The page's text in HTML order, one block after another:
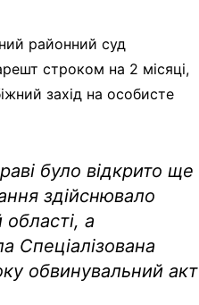
районний суд
строком на 2 місяці,
захід на особисте
було відкрито ще
здійснювало
а
Спеціалізована
обвинувальний акт